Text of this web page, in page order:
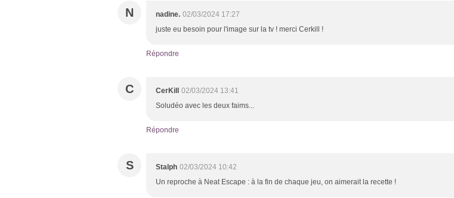
N nadine. 02/03/2024 17:27
juste eu besoin pour l'image sur la tv ! merci Cerkill !
Répondre
C CerKill
02/03/2024 13:41
Soludéo avec les deux faims...
Répondre
S Stalph 02/03/2024 10:42
Un reproche à Neat Escape : à la fin de chaque jeu, on aimerait la recette !